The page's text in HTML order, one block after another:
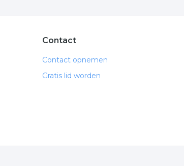
Contact
Contact opnemen
Gratis lid worden